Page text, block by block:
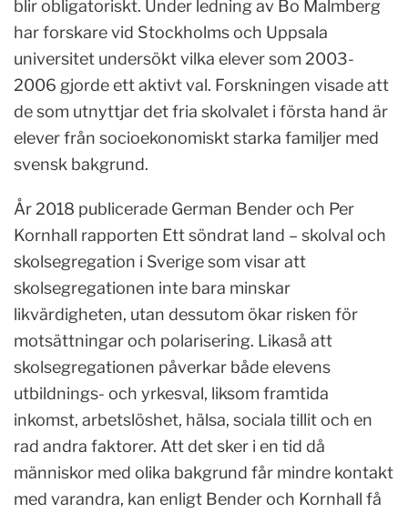
blir obligatoriskt. Under ledning av Bo Malmberg
har forskare vid Stockholms och Uppsala
universitet undersökt vilka elever som 2003-
2006 gjorde ett aktivt val. Forskningen visade att
de som utnyttjar det fria skolvalet i första hand är
elever från socioekonomiskt starka familjer med
svensk bakgrund.
År 2018 publicerade German Bender och Per
Kornhall rapporten Ett söndrat land – skolval och
skolsegregation i Sverige som visar att
skolsegregationen inte bara minskar
likvärdigheten, utan dessutom ökar risken för
motsättningar och polarisering. Likaså att
skolsegregationen påverkar både elevens
utbildnings- och yrkesval, liksom framtida
inkomst, arbetslöshet, hälsa, sociala tillit och en
rad andra faktorer. Att det sker i en tid då
människor med olika bakgrund får mindre kontakt
med varandra, kan enligt Bender och Kornhall få